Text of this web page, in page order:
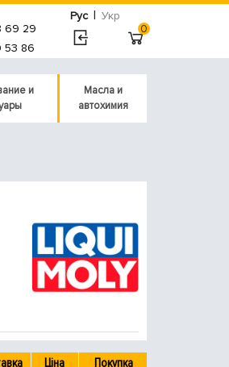
Рус | Укр
69 29
53 86
0
и
Масла и
автохимия
Ціна Покупка